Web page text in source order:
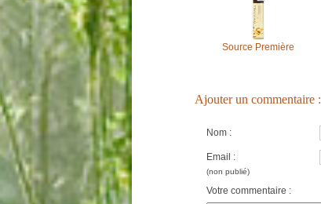
Source Première
Ajouter un commentaire :
Nom :
Email :
(non publié)
Votre commentaire :